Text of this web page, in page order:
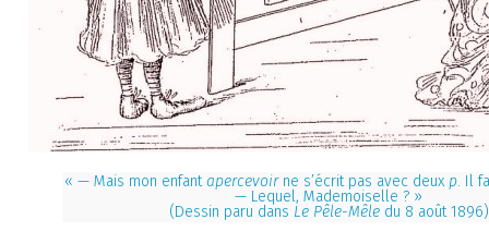
« — Mais mon enfantapercevoirne s’écrit pas avec deux p. Il
— Lequel, Mademoiselle ? »
(Dessin paru dans Le Pêle-Mêledu 8 août 1896)